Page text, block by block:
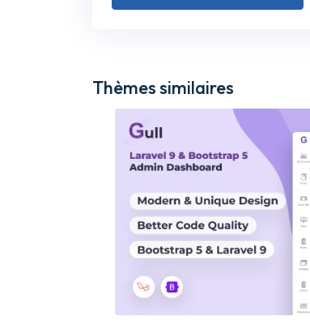
Thèmes similaires